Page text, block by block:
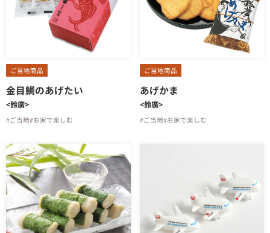
ご当地商品
金目鯛のあげたい
<鈴廣>
#ご当地#お家で楽しむ
ご当地商品
あげかま
<鈴廣>
#ご当地#お家で楽しむ